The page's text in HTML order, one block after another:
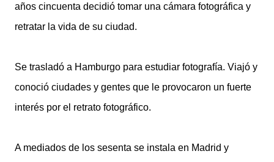
años cincuenta decidió tomar una cámara fotográfica y
retratar la vida de su ciudad.
Se trasladó a Hamburgo para estudiar fotografía. Viajó y
conoció ciudades y gentes que le provocaron un fuerte
interés por el retrato fotográfico.
A mediados de los sesenta se instala en Madrid y